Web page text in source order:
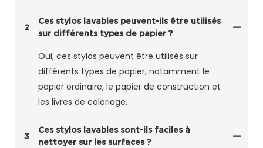
2
Ces stylos lavables peuvent-ils être utilisés
sur différents types de papier ?
Oui, ces stylos peuvent être utilisés sur
différents types de papier, notamment le
papier ordinaire, le papier de construction et
les livres de coloriage.
3
Ces stylos lavables sont-ils faciles à
nettoyer sur les surfaces ?